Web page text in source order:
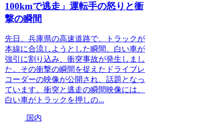
100kmで逃走」運転手の怒りと衝
撃の瞬間
先日、兵庫県の高速道路で、トラックが
本線に合流しようとした瞬間、白い車が
強引に割り込み、衝突事故が発生しまし
た。その衝撃の瞬間を捉えたドライブレ
コーダーの映像が公開され、話題となっ
ています。衝突と逃走の瞬間映像には、
白い車がトラックを押しの...
国内